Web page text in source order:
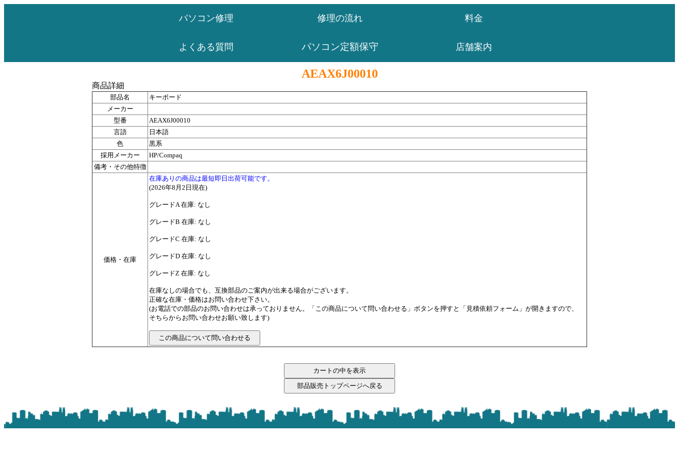
パソコン修理 修理の流れ 料金
よくある質問 パソコン定額保守 店舗案内
AEAX6J00010
商品詳細
部品名
キーボード
メーカー
型番
AEAX6J00010
言語
日本語
色
黒系
採用メーカー
HP/Compaq
備考・その他特徴
価格・在庫
在庫ありの商品は最短即日出荷可能です。
(2026年8月2日現在)
グレードA 在庫: なし
グレードB 在庫: なし
グレードC 在庫: なし
グレードD 在庫: なし
グレードZ 在庫: なし
在庫なしの場合でも、互換部品のご案内が出来る場合がございます。
正確な在庫・価格はお問い合わせ下さい。
(お電話での部品のお問い合わせは承っておりません。「この商品について問い合わせる」ボタンを押すと「見積依頼フォーム」が開きますので、
そちらからお問い合わせお願い致します)